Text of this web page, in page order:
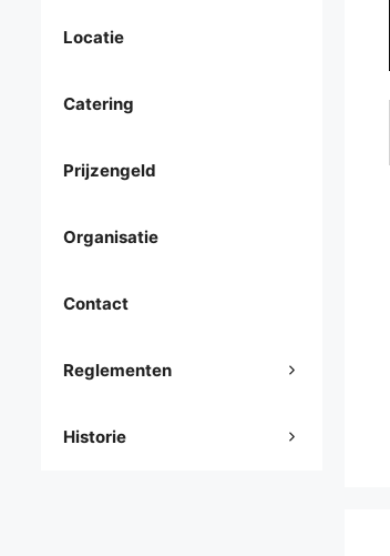
Locatie
Catering
Prijzengeld
Organisatie
Contact
Reglementen
Historie